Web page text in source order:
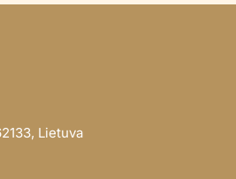
Lietuva